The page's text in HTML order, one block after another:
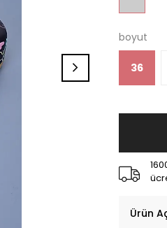
boyut
36
Ürün